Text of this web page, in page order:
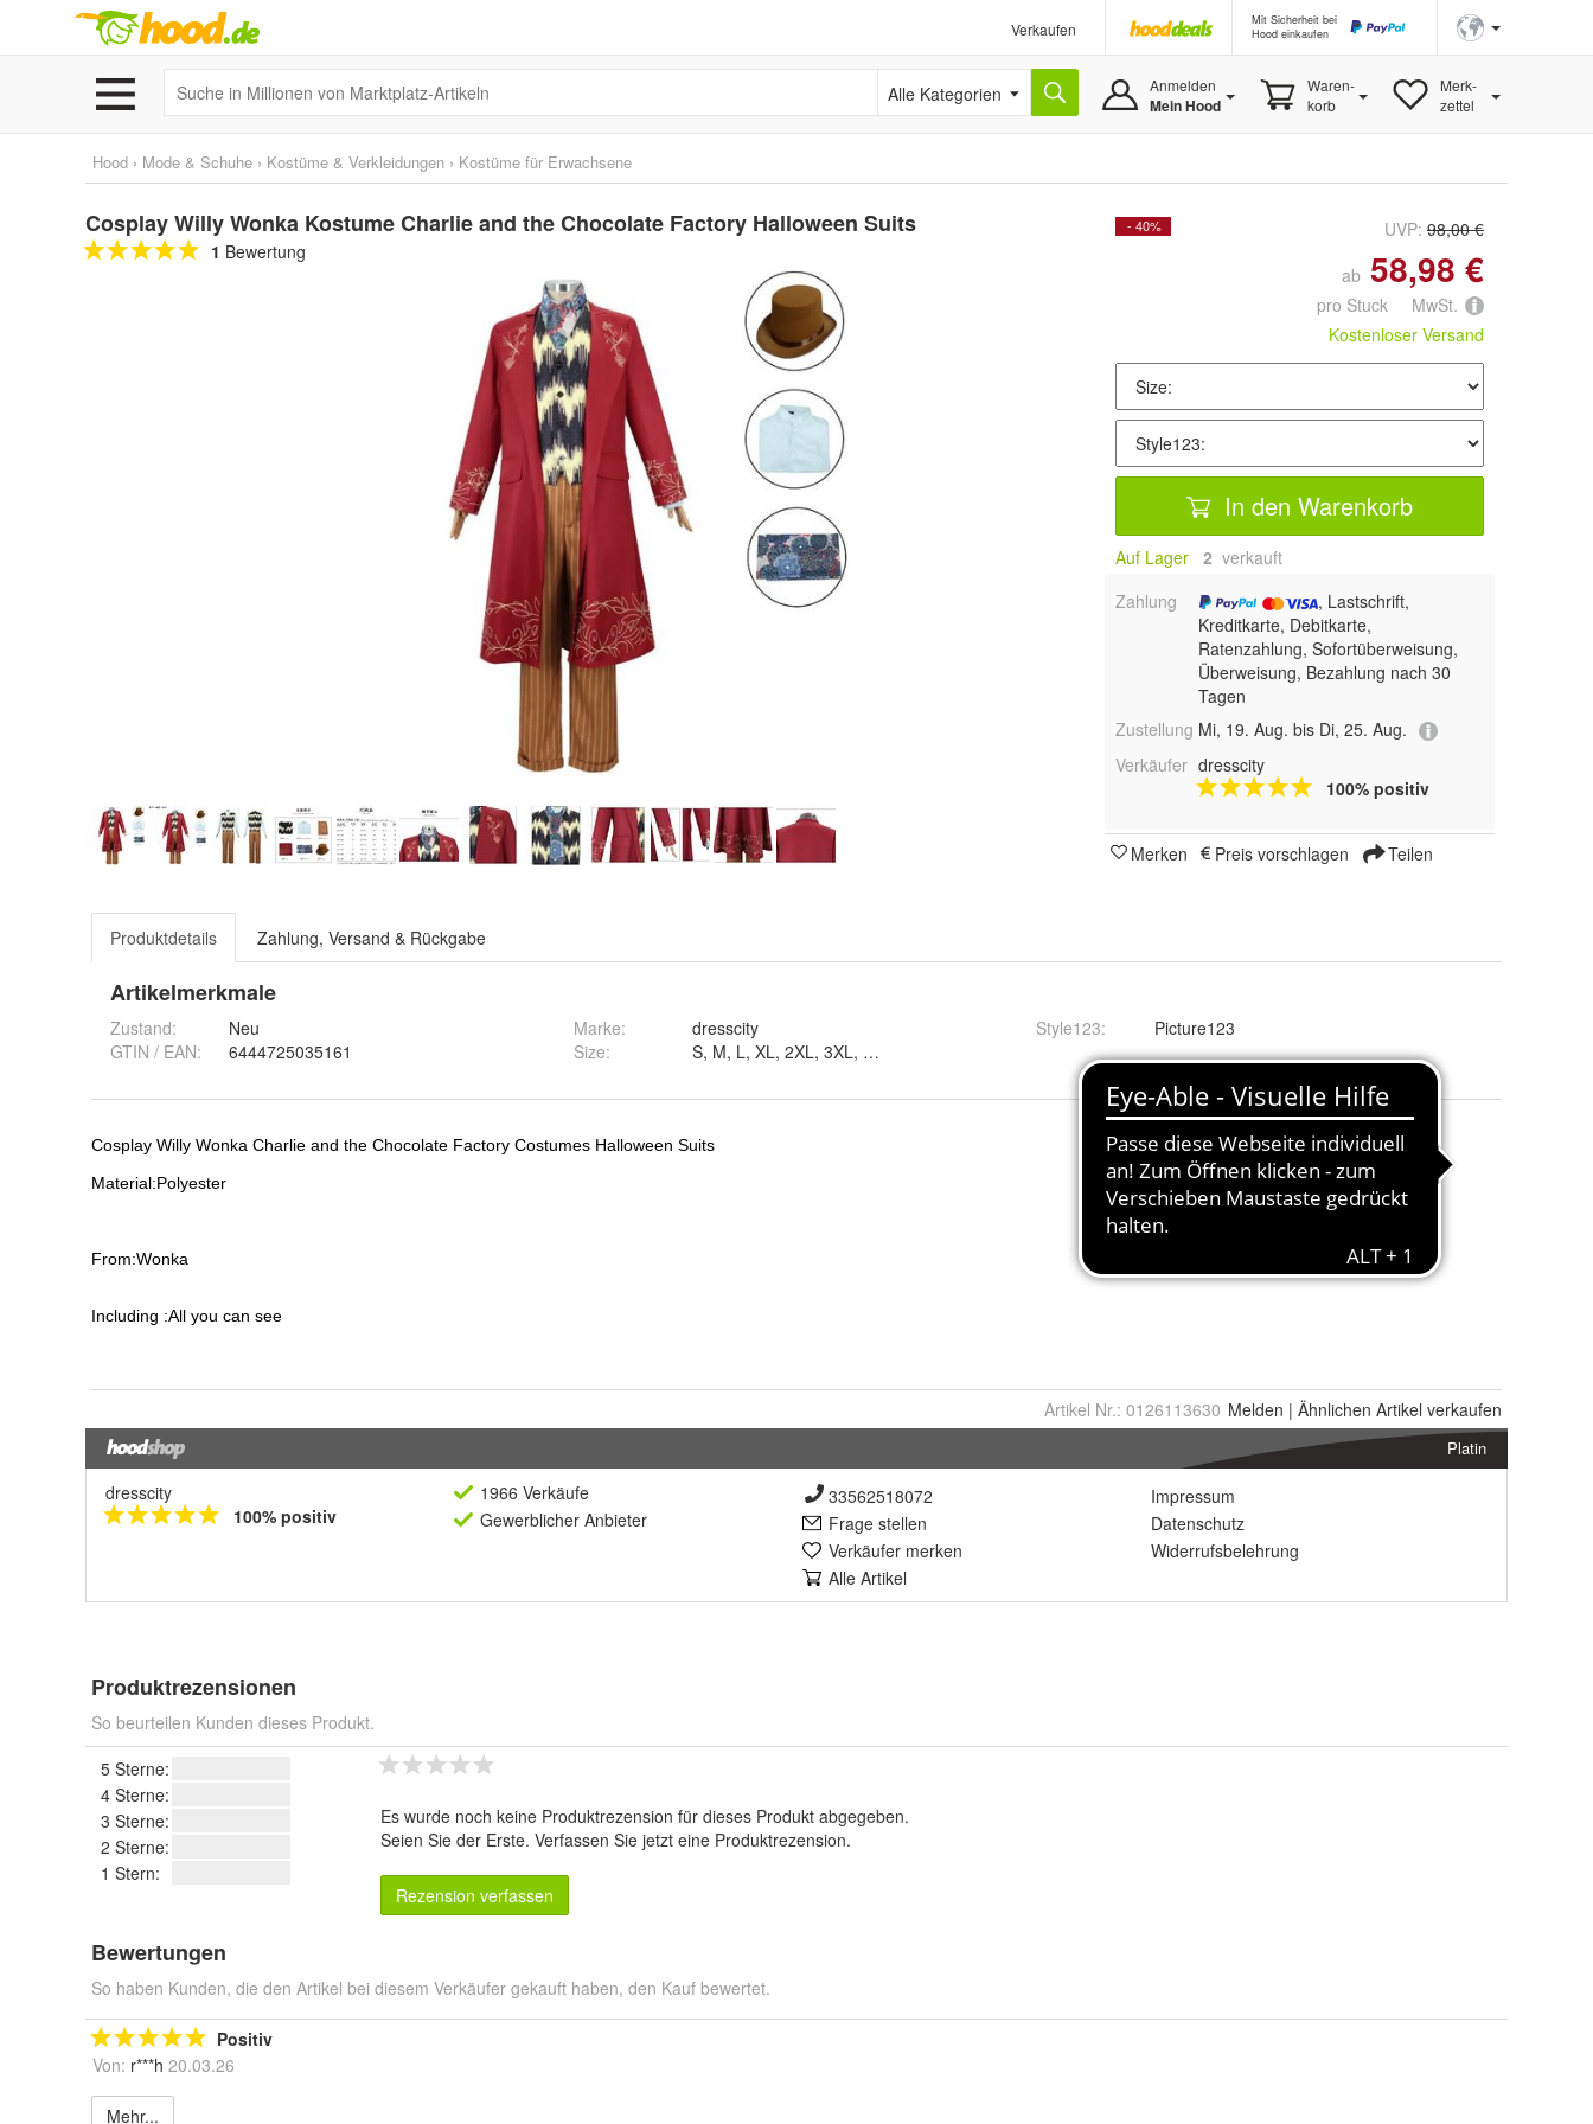
Verkaufen
Mit Sicherheit bei
Hood einkaufen
Alle Kategorien Anmelden
Mein Hood
Waren-
korb
Merk-
zettel
Hood › Mode & Schuhe › Kostüme & Verkleidungen › Kostüme für Erwachsene
Cosplay Willy Wonka Kostume Charlie and the Chocolate Factory Halloween Suits
1 Bewertung
- 40% UVP: 98,00 €
ab 58,98 €
pro Stuck MwSt.
Kostenloser Versand
In den Warenkorb
Auf Lager 2 verkauft
Zahlung
, Lastschrift,
Kreditkarte, Debitkarte,
Ratenzahlung, Sofortüberweisung,
Überweisung, Bezahlung nach 30
Tagen
Zustellung Mi, 19. Aug. bis Di, 25. Aug.
Verkäufer dresscity
100% positiv
Merken Preis vorschlagen Teilen
Produktdetails Zahlung, Versand & Rückgabe
Artikelmerkmale
Zustand:
Neu
GTIN / EAN:
6444725035161
Marke:
dresscity
Size: S, M, L, XL, 2XL, 3XL, XS, 110, 120, 130, 140 und 150
Style123: Picture123
Artikel Nr.: 0126113630 Melden | Ähnlichen Artikel verkaufen
Platin
dresscity
100% positiv
1966 Verkäufe
Gewerblicher Anbieter
33562518072
Frage stellen
Verkäufer merken
Alle Artikel
Impressum
Datenschutz
Widerrufsbelehrung
Produktrezensionen
So beurteilen Kunden dieses Produkt.
5 Sterne:
4 Sterne:
3 Sterne:
2 Sterne:
1 Stern:
Es wurde noch keine Produktrezension für dieses Produkt abgegeben.
Seien Sie der Erste. Verfassen Sie jetzt eine Produktrezension.
Rezension verfassen
Bewertungen
So haben Kunden, die den Artikel bei diesem Verkäufer gekauft haben, den Kauf bewertet.
Positiv
Von: r***h 20.03.26
Mehr...